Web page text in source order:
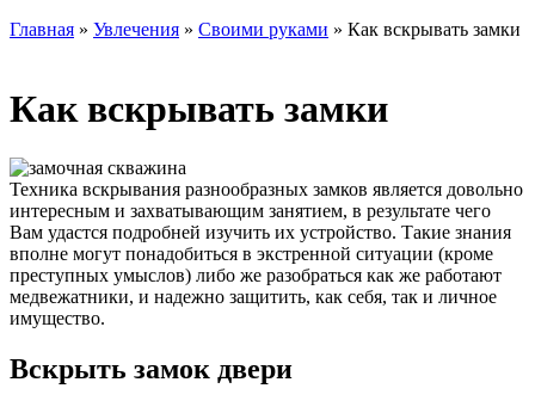
Главная » Увлечения » Своими руками » Как вскрывать замки
Как вскрывать замки
Техника вскрывания разнообразных замков является довольно
интересным и захватывающим занятием, в результате чего
Вам удастся подробней изучить их устройство. Такие знания
вполне могут понадобиться в экстренной ситуации (кроме
преступных умыслов) либо же разобраться как же работают
медвежатники, и надежно защитить, как себя, так и личное
имущество.
Вскрыть замок двери